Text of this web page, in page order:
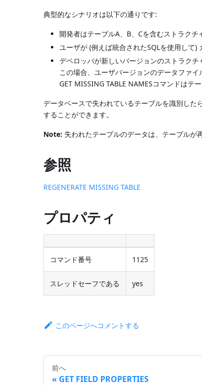
典型的なシナリオは以下の通りです:
開発者はテーブルA、B、Cを含むストラクチ
ユーザが (例えば統合されたSQLを使用して)
デベロッパが新しいバージョンのストラクチ
この場合、ユーザバージョンのデータファ
GET MISSING TABLE NAMESコマンドはテ
データベースで失われているテーブルを識別した
することができます。
Note: 失われたテーブルのデータは、テーブルが
参照
REGENERATE MISSING TABLE
プロパティ
コマンド番号 1125
スレッドセーフである yes
このページへコメントする
前へ
GET FIELD PROPERTIES